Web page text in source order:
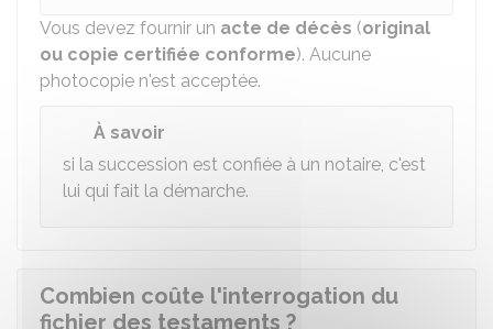
Vous devez fournir un acte de décès (original
ou copie certifiée conforme). Aucune
photocopie n'est acceptée.
À savoir
si la succession est confiée à un notaire, c'est
lui qui fait la démarche.
Combien coûte l'interrogation du
fichier des testaments ?